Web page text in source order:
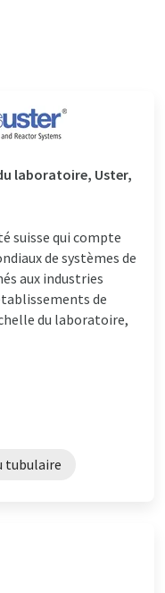
laboratoire, Uster,
suisse qui compte
de systèmes de
aux industries
de
du laboratoire,
tubulaire